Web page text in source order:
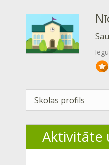
Skolas profils
Aktivitāte